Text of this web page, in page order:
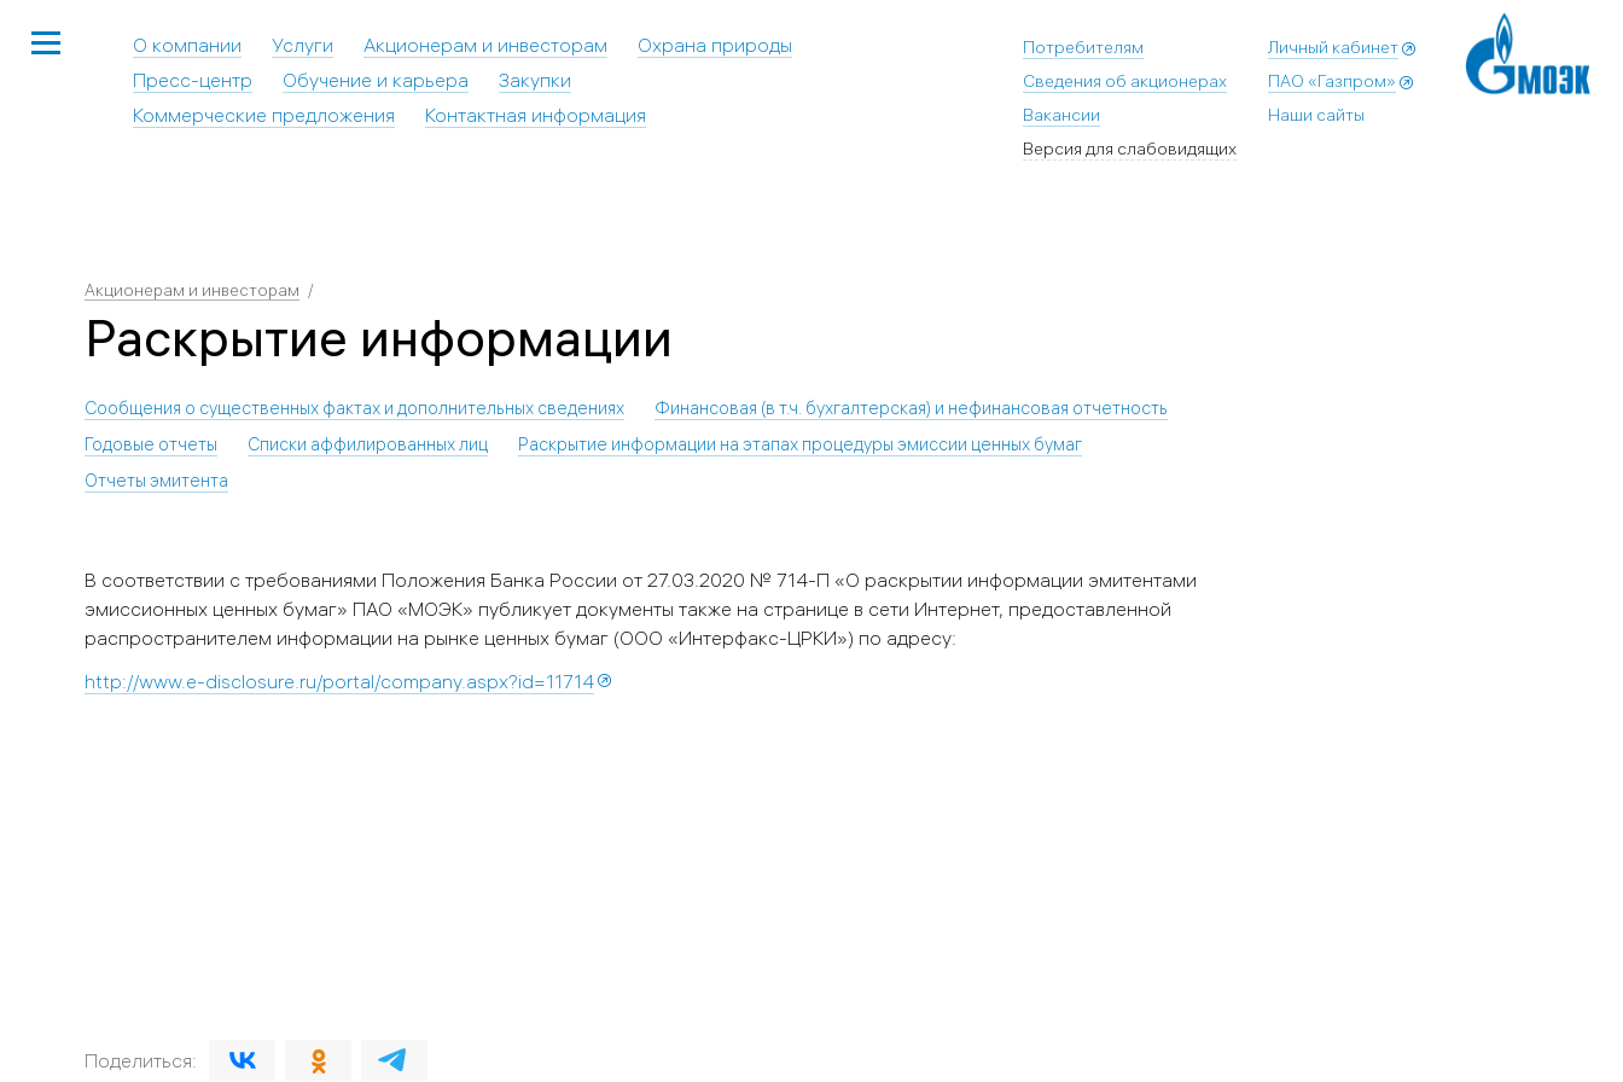
О компании Услуги Акционерам и инвесторам
Охрана природы
Пресс-центр
Обучение и карьера
Закупки
Коммерческие предложения
Контактная информация
Личный кабинет
ПАО «Газпром»
Наши сайты
Потребителям
Сведения об акционерах
Вакансии
Версия для слабовидящих
Акционерам и инвесторам
Раскрытие информации
Сообщения о существенных фактах и дополнительных сведениях
Финансовая (в т.ч. бухгалтерская) и нефинансовая отчетность
Годовые отчеты
Списки аффилированных лиц
Раскрытие информации на этапах процедуры эмиссии ценных бумаг
Отчеты эмитента
В соответствии с требованиями Положения Банка России от 27.03.2020 № 714-П «О раскрытии информации эмитентами
эмиссионных ценных бумаг» ПАО «МОЭК» публикует документы также на странице в сети Интернет, предоставленной
распространителем информации на рынке ценных бумаг (ООО «Интерфакс-ЦРКИ») по адресу:
http://www.e-disclosure.ru/portal/company.aspx?id=11714
Поделиться: